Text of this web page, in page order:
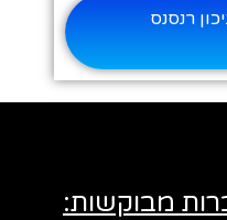
רנסנס
מבוקשות: